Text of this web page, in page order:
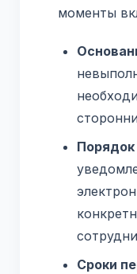
моменты
Сроки